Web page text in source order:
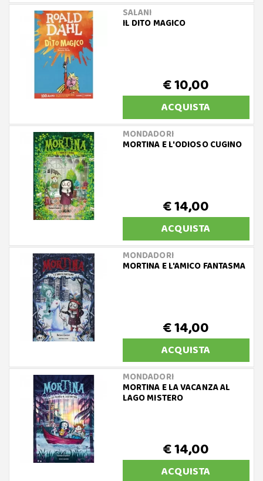
SALANI
IL DITO MAGICO
€ 10,00
ACQUISTA
MONDADORI
MORTINA E L'ODIOSO CUGINO
€ 14,00
ACQUISTA
MONDADORI
MORTINA E L'AMICO FANTASMA
€ 14,00
ACQUISTA
MONDADORI
MORTINA E LA VACANZA AL
LAGO MISTERO
€ 14,00
ACQUISTA